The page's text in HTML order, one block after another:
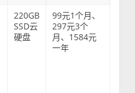
220GB
SSD云
硬盘
99元1个月、
297元3个
月、1584元
一年